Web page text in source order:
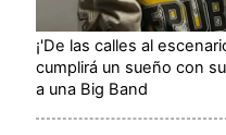
¡'De las calles al
cumplirá un sueño con
a una Big Band